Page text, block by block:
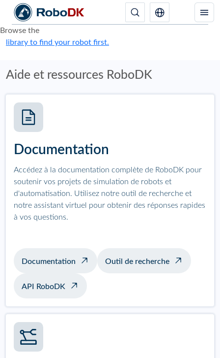
Browse the
library to find your robot first.
Aide et ressources RoboDK
Documentation
Accédez à la documentation complète de RoboDK pour
soutenir vos projets de simulation de robots et
d'automatisation. Utilisez notre outil de recherche et
notre assistant virtuel pour obtenir des réponses rapides
à vos questions.
Documentation Outil de recherche
API RoboDK